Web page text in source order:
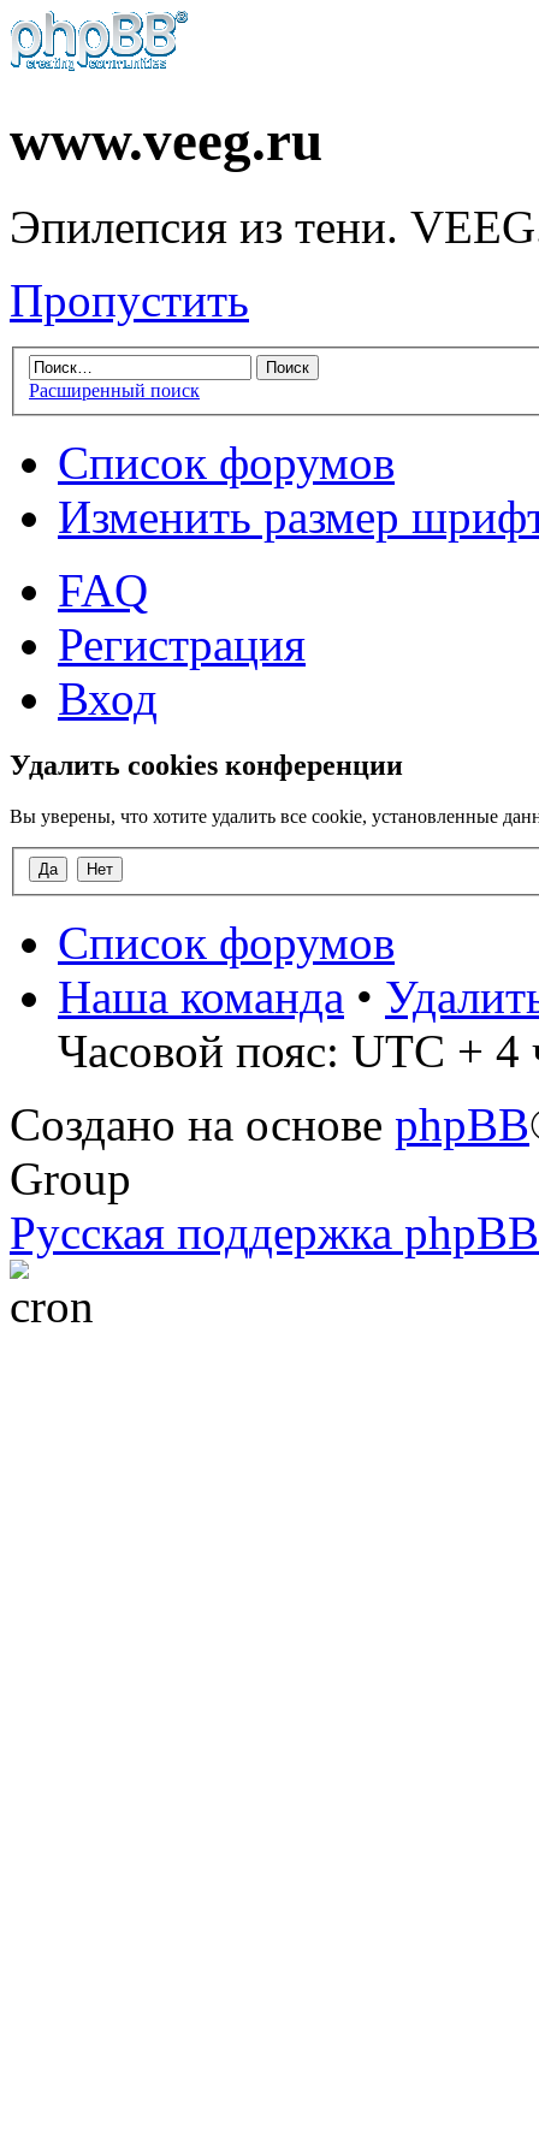
www.veeg.ru
Эпилепсия из тени.
Пропустить
Расширенный поиск
Список форумов
Изменить размер
FAQ
Регистрация
Вход
Удалить cookies конференции
Вы уверены, что хотите удалить все cookie, установленные
Список форумов
Наша команда •
Часовой пояс: UTC + 4
Создано на основе phpBB
Group
Русская поддержка phpBB